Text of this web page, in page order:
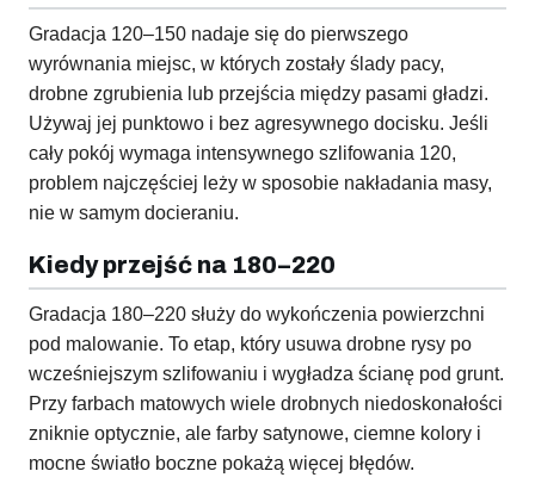
Gradacja 120–150 nadaje się do pierwszego
wyrównania miejsc, w których zostały ślady pacy,
drobne zgrubienia lub przejścia między pasami gładzi.
Używaj jej punktowo i bez agresywnego docisku. Jeśli
cały pokój wymaga intensywnego szlifowania 120,
problem najczęściej leży w sposobie nakładania masy,
nie w samym docieraniu.
Kiedy przejść na 180–220
Gradacja 180–220 służy do wykończenia powierzchni
pod malowanie. To etap, który usuwa drobne rysy po
wcześniejszym szlifowaniu i wygładza ścianę pod grunt.
Przy farbach matowych wiele drobnych niedoskonałości
zniknie optycznie, ale farby satynowe, ciemne kolory i
mocne światło boczne pokażą więcej błędów.